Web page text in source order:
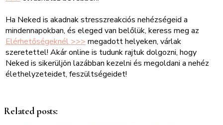
Ha Neked is akadnak stresszreakciós nehézségeid a
mindennapokban, és eleged van belőlük, keress meg az
Elérhetőségeknél >>> megadott helyeken, várlak
szeretettel! Akár online is tudunk rajtuk dolgozni, hogy
Neked is sikerüljön lazábban kezelni és megoldani a nehéz
élethelyzeteidet, feszültségeidet!
Related posts: